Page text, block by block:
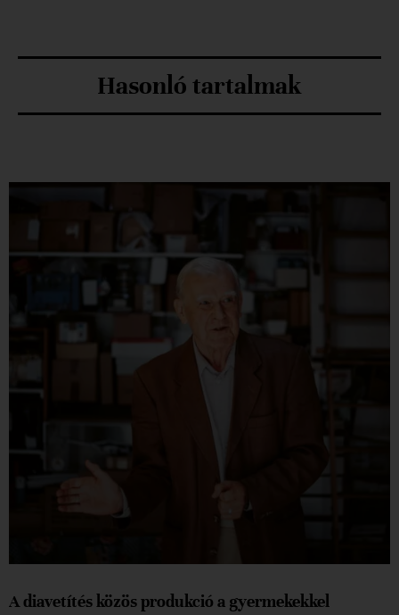
Hasonló tartalmak
A diavetítés közös produkció a gyermekekkel